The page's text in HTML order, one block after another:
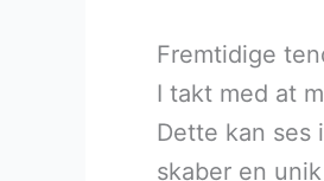
Fremtidige
I takt med at
Dette kan ses
skaber en